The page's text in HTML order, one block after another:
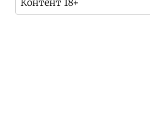
Контент 18+